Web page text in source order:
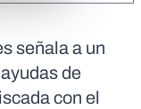
señala a un
de
con el